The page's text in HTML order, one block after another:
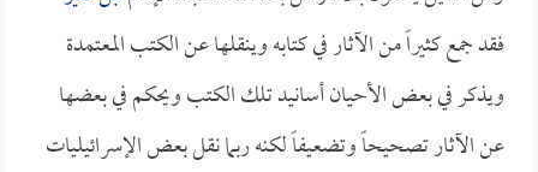
فقد جمع كثيراً من الآثار في كتابه وينقلها عن الكتب المعتمدة
ويذكر في بعض الأحيان أسانيد تلك الكتب ويحكم في بعضها
عن الآثار تصحيحاً وتضعيفاً لكنه ربما نقل بعض الإسرائيليات